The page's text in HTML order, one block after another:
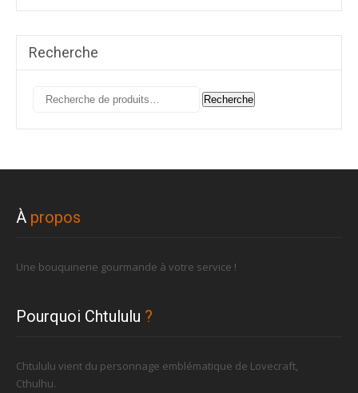
Recherche
Recherche
Recherche
À propos
Une bouquinerie gourmande à votre service !
Pourquoi Chtululu ?
Chtululu vient du personnage emblématique de Lovecraft,
Cthulhu.